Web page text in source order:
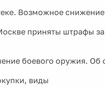
Возможное
приняты штрафы
боевого оружия. Об
виды